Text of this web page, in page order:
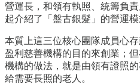
營運長，和領有執照、統籌負
起介紹了「盤古銀髮」的營運模
本質上這三位核心團隊成員心
盈利慈善機構的目的來創業；
機構的做法，就是由領有證照
給需要長照的老人。